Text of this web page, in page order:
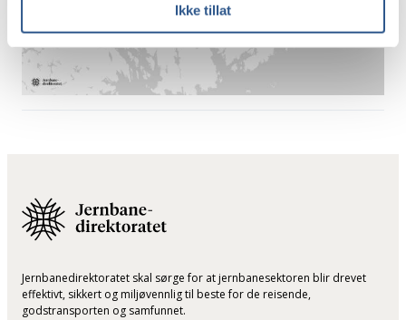
Ikke tillat
Jernbanedirektoratet skal sørge for at jernbanesektoren blir drevet
effektivt, sikkert og miljøvennlig til beste for de reisende,
godstransporten og samfunnet.